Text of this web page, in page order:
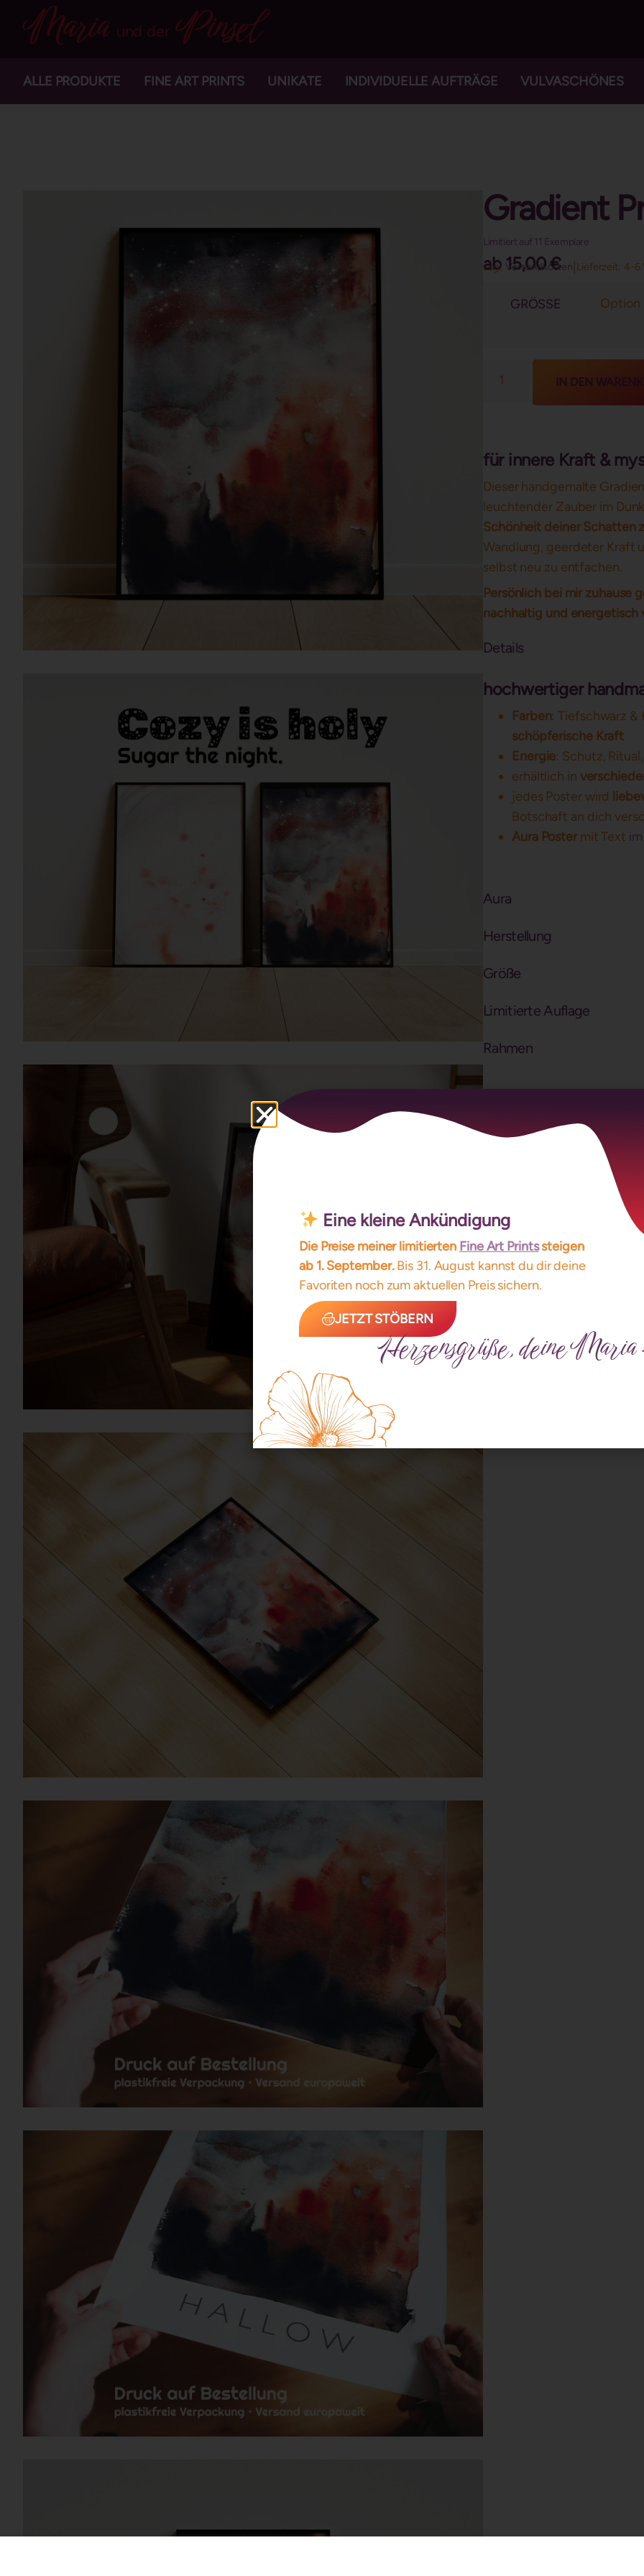
Maria und derPinsel
ALLE PRODUKTE FINE ART PRINTS UNIKATE INDIVIDUELLE AUFTRÄGE VULVASCHÖNES
Gradient
Limitiert auf 11 Exemplare
ab 15,00€
zzgl. Versandkosten Lieferzeit: 4-6
GRÖSSE
IN DEN
für innere Kraft &
Dieser handgemalte
leuchtender Zauber im
Schönheit deiner Schatten
Wandlung, geerdeter Kraft
selbst neu zu entfachen.
Persönlich bei mir zuhause
nachhaltig und energetisch
Details
hochwertiger
Farben: Tiefschwarz
schöpferische Kraft
Energie: Schutz,
erhältlich in
jedes Poster wird
Botschaft an dich
Aura Postermit Text
Aura
Herstellung
Größe
Limitierte Auflage
Rahmen
Eine kleine Ankündigung
Die Preise meiner limitierten Fine Art Printssteigen
ab 1. September.Bis 31. August kannst du dir deine
Favoriten noch zum aktuellen Preis sichern.
JETZT STÖBERN
Herzensgrüße, deine Maria